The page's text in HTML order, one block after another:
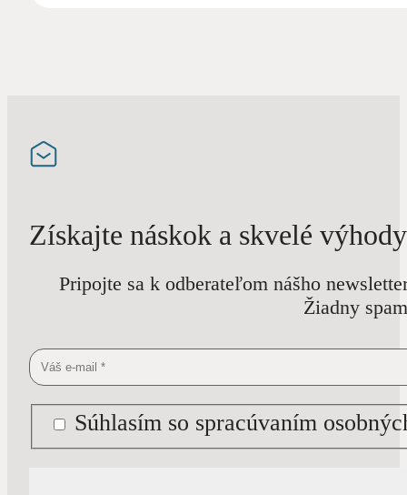
Získajte náskok a skvelé
Pripojte sa k odberateľom nášho
Žiadny
Súhlasím so spracúvaním